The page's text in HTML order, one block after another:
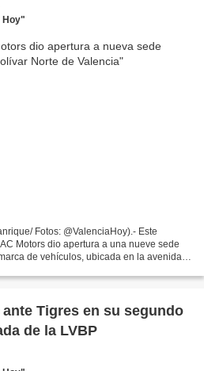
Hoy"
Fotos: @ValenciaHoy).- Este
Motors dio apertura a una nueve sede
de vehículos, ubicada en la avenida
Tigres en su segundo
de la LVBP